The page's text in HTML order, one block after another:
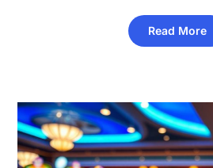
Read More